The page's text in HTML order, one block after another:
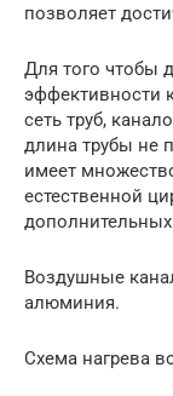
позволяет
Для того чтобы
эффективности
сеть труб,
длина трубы не
имеет
естественной
Воздушные
алюминия.
Схема нагрева